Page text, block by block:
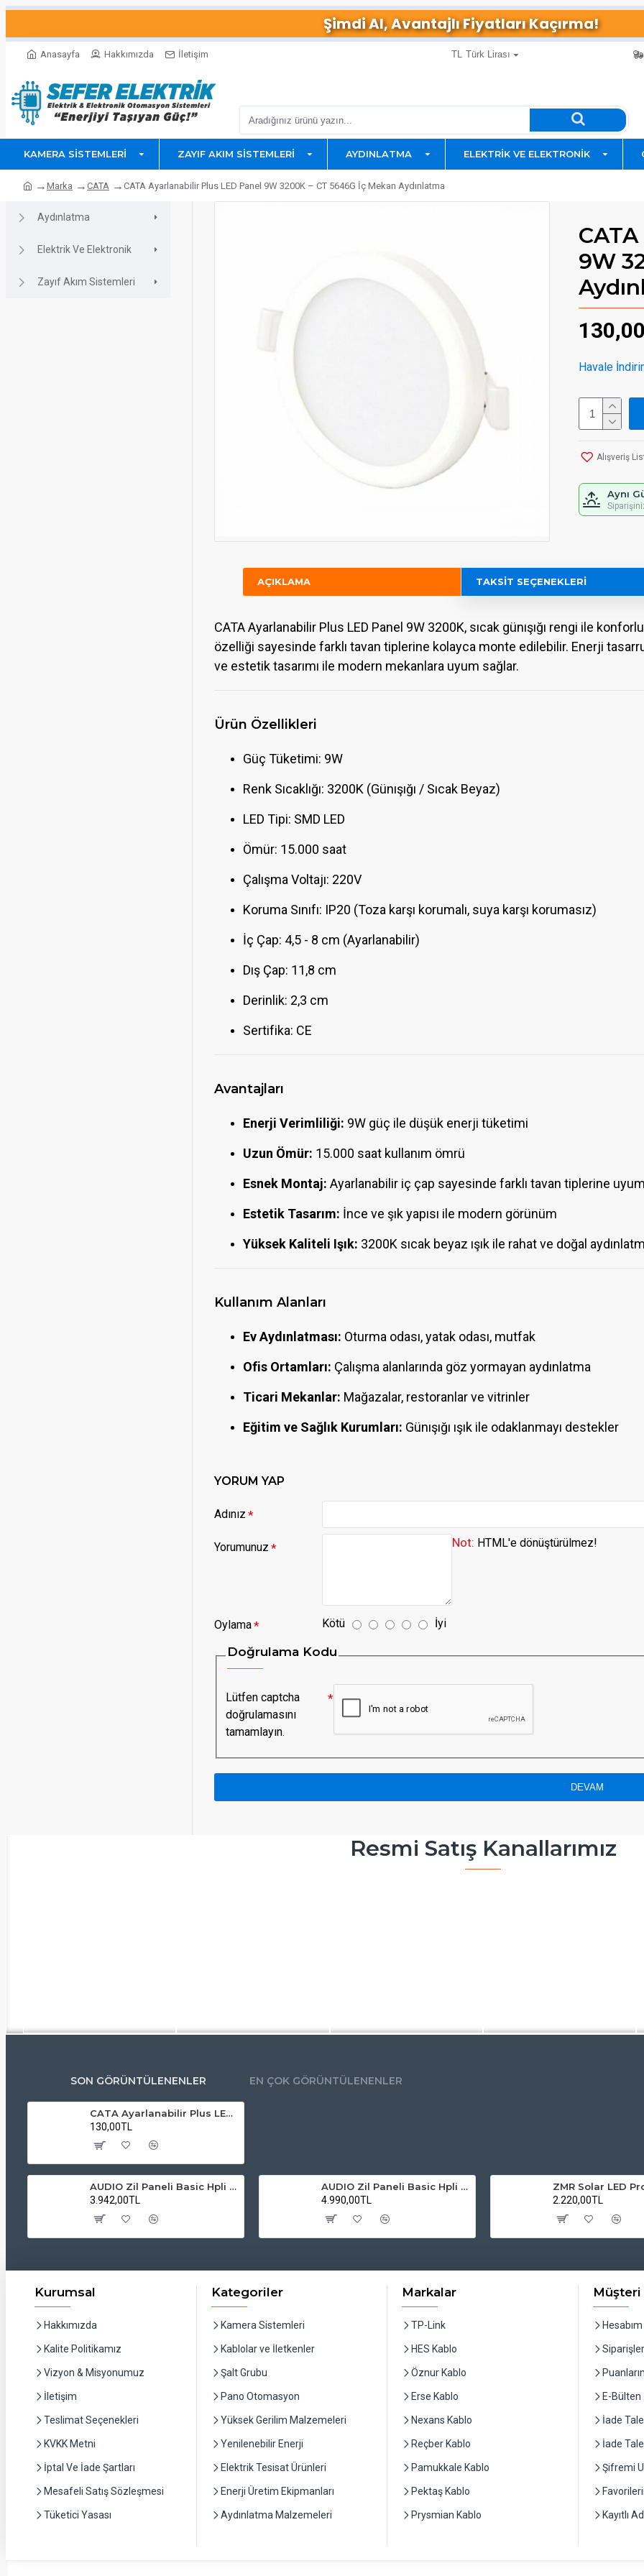
Şimdi Al, Avantajlı Fiyatları Kaçırma!
Anasayfa Hakkımızda İletişim TL Türk Lirası
KAMERA SISTEMLERI ZAYIF AKIM SISTEMLERI AYDINLATMA ELEKTRIK VE ELEKTRONIK
Marka CATA CATA Ayarlanabilir Plus LED Panel 9W 3200K – CT 5646G İç Mekan Aydınlatma
Aydınlatma
Elektrik Ve Elektronik
Zayıf Akım Sistemleri
9W
Havale
Alışveriş
Aynı
AÇIKLAMA TAKSIT SEÇENEKLERI
CATA Ayarlanabilir Plus LED Panel 9W 3200K, sıcak günışığı rengi ile
özelliği sayesinde farklı tavan tiplerine kolayca monte edilebilir. Enerji
ve estetik tasarımı ile modern mekanlara uyum sağlar.
Ürün Özellikleri
Güç Tüketimi: 9W
Renk Sıcaklığı: 3200K (Günışığı / Sıcak Beyaz)
LED Tipi: SMD LED
Ömür: 15.000 saat
Çalışma Voltajı: 220V
Koruma Sınıfı: IP20 (Toza karşı korumalı, suya karşı korumasız)
İç Çap: 4,5 - 8 cm (Ayarlanabilir)
Dış Çap: 11,8 cm
Derinlik: 2,3 cm
Sertifika: CE
Avantajları
Enerji Verimliliği: 9W güç ile düşük enerji tüketimi
Uzun Ömür: 15.000 saat kullanım ömrü
Esnek Montaj: Ayarlanabilir iç çap sayesinde farklı tavan tiplerine
Estetik Tasarım: İnce ve şık yapısı ile modern görünüm
Yüksek Kaliteli Işık: 3200K sıcak beyaz ışık ile rahat ve doğal
Kullanım Alanları
Ev Aydınlatması: Oturma odası, yatak odası, mutfak
Ofis Ortamları: Çalışma alanlarında göz yormayan aydınlatma
Ticari Mekanlar: Mağazalar, restoranlar ve vitrinler
Eğitim ve Sağlık Kurumları: Günışığı ışık ile odaklanmayı destekler
YORUM YAP
Adınız
Yorumunuz Not: HTML'e dönüştürülmez!
Oylama Kötü İyi
Doğrulama Kodu
Lütfen captcha
doğrulamasını
tamamlayın.
DEVAM
Resmi Satış Kanallarımız
SON GÖRÜNTÜLENENLER EN ÇOK GÖRÜNTÜLENENLER
CATA Ayarlanabilir Plus LED Panel 9W 3200K – CT 5646G İç Mekan Aydınlatma
130,00TL
AUDIO Zil Paneli Basic Hpli Çift Buton 14'lü Sesli Apartman Diafon Kapı Paneli
3.942,00TL
AUDIO Zil Paneli Basic Hpli Çift Buton 20'li Sesli Apartman Diafon Kapı Paneli
4.990,00TL
2.220,00TL
Kurumsal
Hakkımızda
Kalite Politikamız
Vizyon & Misyonumuz
İletişim
Teslimat Seçenekleri
KVKK Metni
İptal Ve İade Şartları
Mesafeli Satış Sözleşmesi
Tüketici Yasası
Kategoriler
Kamera Sistemleri
Kablolar ve İletkenler
Şalt Grubu
Pano Otomasyon
Yüksek Gerilim Malzemeleri
Yenilenebilir Enerji
Elektrik Tesisat Ürünleri
Enerji Üretim Ekipmanları
Aydınlatma Malzemeleri
Markalar
TP-Link
HES Kablo
Öznur Kablo
Erse Kablo
Nexans Kablo
Reçber Kablo
Pamukkale Kablo
Pektaş Kablo
Prysmian Kablo
Hesabım
E-Bülten
İade
İade
Şifremi
Kayıtlı